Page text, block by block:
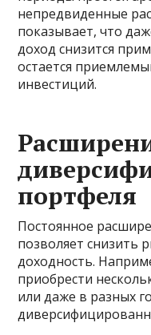
непредвиденные
показывает, что
доход снизится
остается
инвестиций.
портфеля
Постоянное
позволяет снизить
доходность.
приобрести
или даже в разных